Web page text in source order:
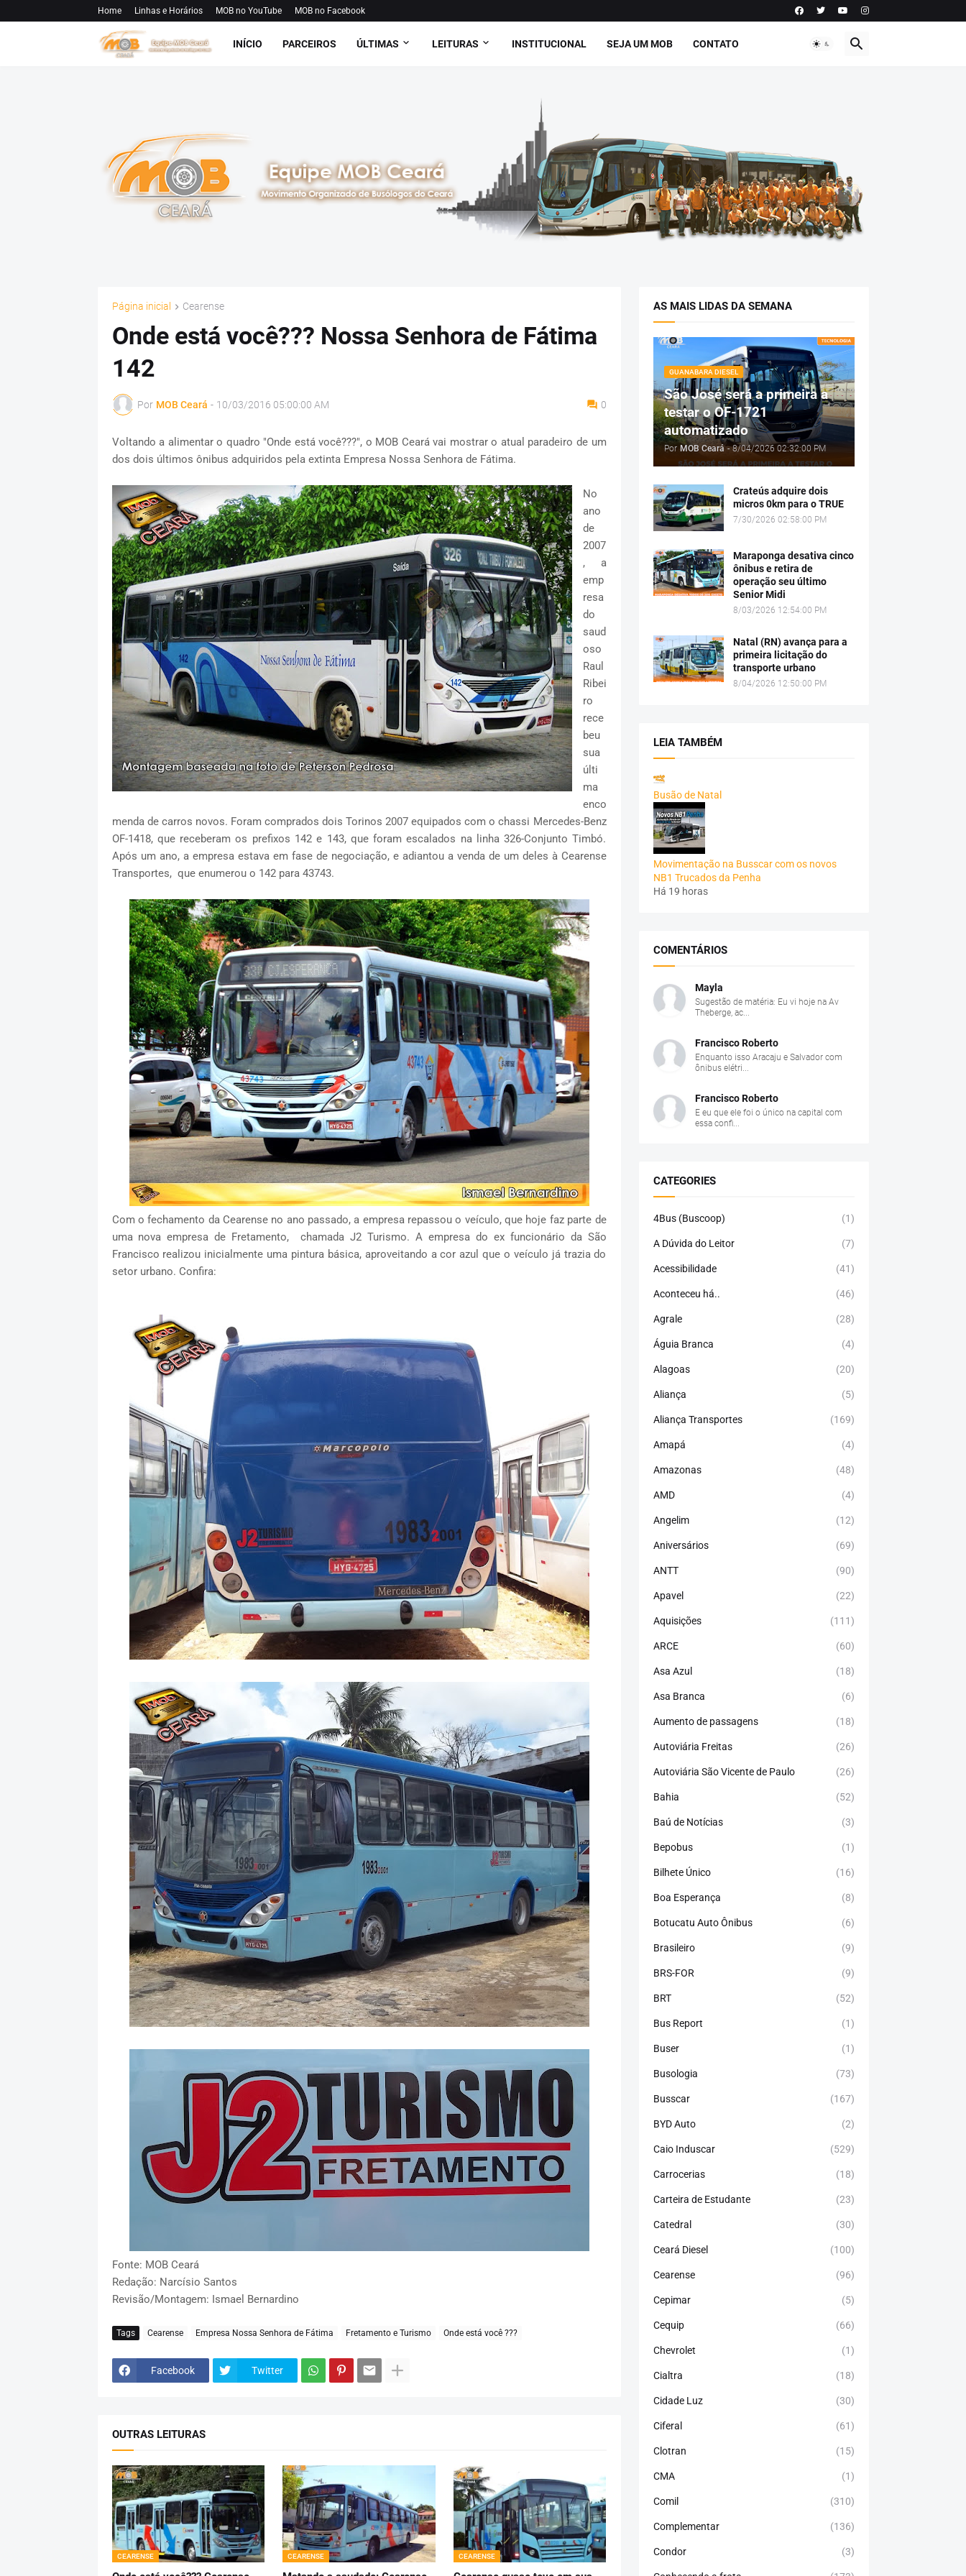
Home Linhas e Horários MOB no YouTube MOB no Facebook
INÍCIO PARCEIROS ÚLTIMAS LEITURAS INSTITUCIONAL SEJA UM MOB CONTATO
Página inicial Cearense
Onde está você??? Nossa Senhora de Fátima
142
Por MOB Ceará - 10/03/2016 05:00:00 AM 0
Voltando a alimentar o quadro "Onde está você???", o MOB Ceará vai mostrar o atual paradeiro de um
dos dois últimos ônibus adquiridos pela extinta Empresa Nossa Senhora de Fátima.
No
ano
de
2007
, a
emp
resa
do
saud
oso
Raul
Ribei
ro
rece
beu
sua
últi
ma
enco
menda de carros novos. Foram comprados dois Torinos 2007 equipados com o chassi Mercedes-Benz
OF-1418, que receberam os prefixos 142 e 143, que foram escalados na linha 326-Conjunto Timbó.
Após um ano, a empresa estava em fase de negociação, e adiantou a venda de um deles à Cearense
Transportes, que enumerou o 142 para 43743.
Com o fechamento da Cearense no ano passado, a empresa repassou o veículo, que hoje faz parte de
uma nova empresa de Fretamento, chamada J2 Turismo. A empresa do ex funcionário da São
Francisco realizou inicialmente uma pintura básica, aproveitando a cor azul que o veículo já trazia do
setor urbano. Confira:
Fonte: MOB Ceará
Redação: Narcísio Santos
Revisão/Montagem: Ismael Bernardino
Tags Cearense Empresa Nossa Senhora de Fátima Fretamento e Turismo Onde está você ???
Facebook Twitter
OUTRAS LEITURAS
CEARENSE CEARENSE CEARENSE
AS MAIS LIDAS DA SEMANA
GUANABARA DIESEL
São José será a primeira a
testar o OF-1721
automatizado
Por MOB Ceará - 8/04/2026 02:32:00 PM
Crateús adquire dois
micros 0km para o TRUE
7/30/2026 02:58:00 PM
Maraponga desativa cinco
ônibus e retira de
operação seu último
Senior Midi
8/03/2026 12:54:00 PM
Natal (RN) avança para a
primeira licitação do
transporte urbano
8/04/2026 12:50:00 PM
LEIA TAMBÉM
Busão de Natal
Movimentação na Busscar com os novos
NB1 Trucados da Penha
Há 19 horas
COMENTÁRIOS
Mayla
Sugestão de matéria: Eu vi hoje na Av
Theberge, ac...
Francisco Roberto
Enquanto isso Aracaju e Salvador com
ônibus elétri...
Francisco Roberto
E eu que ele foi o único na capital com
essa confi...
CATEGORIES
4Bus (Buscoop) (1)
A Dúvida do Leitor (7)
Acessibilidade (41)
Aconteceu há.. (46)
Agrale (28)
Águia Branca (4)
Alagoas (20)
Aliança (5)
Aliança Transportes (169)
Amapá (4)
Amazonas (48)
AMD (4)
Angelim (12)
Aniversários (69)
ANTT (90)
Apavel (22)
Aquisições (111)
ARCE (60)
Asa Azul (18)
Asa Branca (6)
Aumento de passagens (18)
Autoviária Freitas (26)
Autoviária São Vicente de Paulo (26)
Bahia (52)
Baú de Notícias (3)
Bepobus (1)
Bilhete Único (16)
Boa Esperança (8)
Botucatu Auto Ônibus (6)
Brasileiro (9)
BRS-FOR (9)
BRT (52)
Bus Report (1)
Buser (1)
Busologia (73)
Busscar (167)
BYD Auto (2)
Caio Induscar (529)
Carrocerias (18)
Carteira de Estudante (23)
Catedral (30)
Ceará Diesel (100)
Cearense (96)
Cepimar (5)
Cequip (66)
Chevrolet (1)
Cialtra (18)
Cidade Luz (30)
Ciferal (61)
Clotran (15)
CMA (1)
Comil (310)
Complementar (136)
Condor (3)